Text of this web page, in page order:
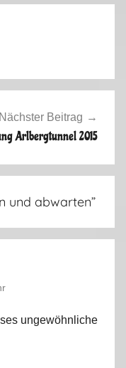
Nächster Beitrag
Arlbergtunnel 2015
und abwarten”
ungewöhnliche